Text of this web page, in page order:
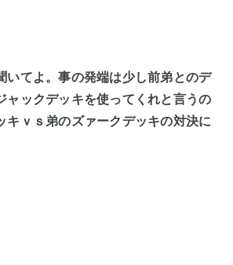
いてよ。事の発端は少し前弟とのデ
ャックデッキを使ってくれと言うの
キｖｓ弟のズァークデッキの対決に